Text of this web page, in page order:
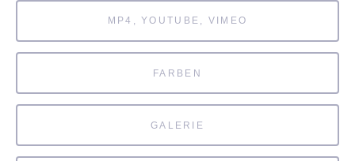
MP4, YOUTUBE, VIMEO
FARBEN
GALERIE